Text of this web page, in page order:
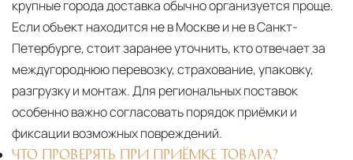
крупные города доставка обычно организуется проще.
Если объект находится не в Москве и не в Санкт-
Петербурге, стоит заранее уточнить, кто отвечает за
междугороднюю перевозку, страхование, упаковку,
разгрузку и монтаж. Для региональных поставок
особенно важно согласовать порядок приёмки и
фиксации возможных повреждений.
ЧТО ПРОВЕРЯТЬ ПРИ ПРИЁМКЕ ТОВАРА?